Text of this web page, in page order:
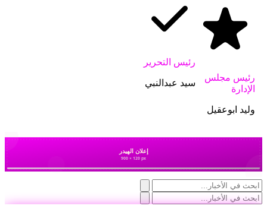
رئيس مجلس
الإدارة
وليد ابوعقيل
رئيس التحرير
سيد عبدالنبي